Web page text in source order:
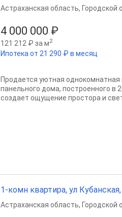
4 000 000 ₽
121 212 ₽ за м2
Ипотека от 21 290 ₽ в месяц
Астраханская область, Городской
Продается уютная
панельного дома, построенного в
создает ощущение простора и
1-комн квартира, ул
Астраханская область, Городской